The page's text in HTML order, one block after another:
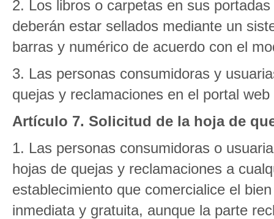
2. Los libros o carpetas en sus
deberán estar sellados mediante un
barras y numérico de acuerdo con el
3. Las personas consumidoras y
quejas y reclamaciones en el portal web
Artículo 7. Solicitud de la hoja de
1. Las personas consumidoras o
hojas de quejas y reclamaciones a
establecimiento que comercialice el
inmediata y gratuita, aunque la parte